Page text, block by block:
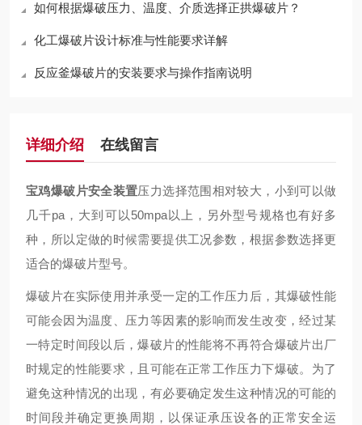
如何根据爆破压力、温度、介质选择正拱爆破片？
化工爆破片设计标准与性能要求详解
反应釜爆破片的安装要求与操作指南说明
详细介绍 在线留言
宝鸡爆破片安全装置压力选择范围相对较大，小到可以做
几千pa，大到可以50mpa以上，另外型号规格也有好多
种，所以定做的时候需要提供工况参数，根据参数选择更
适合的爆破片型号。
爆破片在实际使用并承受一定的工作压力后，其爆破性能
可能会因为温度、压力等因素的影响而发生改变，经过某
一特定时间段以后，爆破片的性能将不再符合爆破片出厂
时规定的性能要求，且可能在正常工作压力下爆破。为了
避免这种情况的出现，有必要确定发生这种情况的可能的
时间段并确定更换周期，以保证承压设各的正常安全运